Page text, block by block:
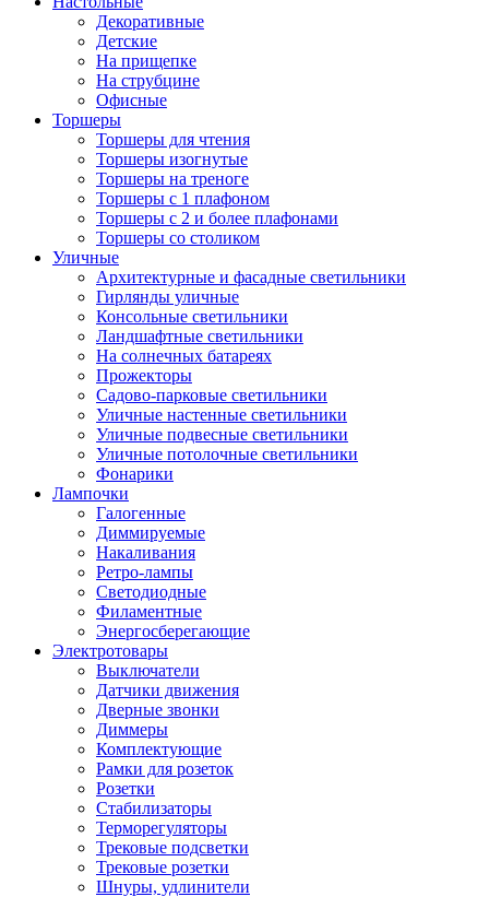
Декоративные
Детские
На прищепке
На струбцине
Офисные
Торшеры
Торшеры для чтения
Торшеры изогнутые
Торшеры на треноге
Торшеры с 1 плафоном
Торшеры с 2 и более плафонами
Торшеры со столиком
Уличные
Архитектурные и фасадные светильники
Гирлянды уличные
Консольные светильники
Ландшафтные светильники
На солнечных батареях
Прожекторы
Садово-парковые светильники
Уличные настенные светильники
Уличные подвесные светильники
Уличные потолочные светильники
Фонарики
Лампочки
Галогенные
Диммируемые
Накаливания
Ретро-лампы
Светодиодные
Филаментные
Энергосберегающие
Электротовары
Выключатели
Датчики движения
Дверные звонки
Диммеры
Комплектующие
Рамки для розеток
Розетки
Стабилизаторы
Терморегуляторы
Трековые подсветки
Трековые розетки
Шнуры, удлинители